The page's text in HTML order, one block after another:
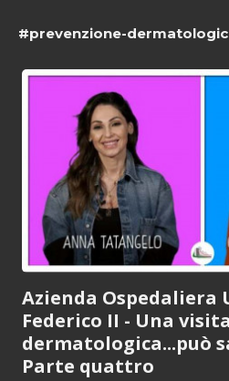
#prevenzione-
Azienda
Federico II - Una visita
dermatologica...può
Parte quattro